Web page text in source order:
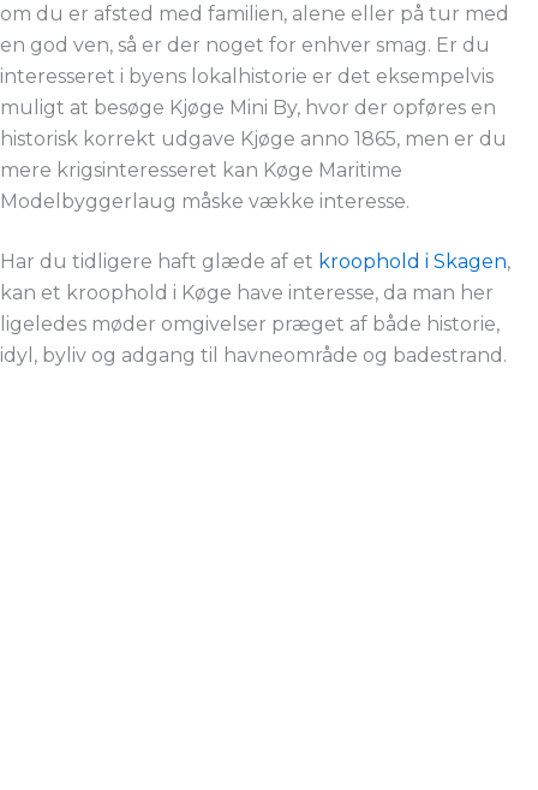
om du er afsted med familien, alene eller på tur med
en god ven, så er der noget for enhver smag. Er du
interesseret i byens lokalhistorie er det eksempelvis
muligt at besøge Kjøge Mini By, hvor der opføres en
historisk korrekt udgave Kjøge anno 1865, men er du
mere krigsinteresseret kan Køge Maritime
Modelbyggerlaug måske vække interesse.
Har du tidligere haft glæde af et kroophold i Skagen,
kan et kroophold i Køge have interesse, da man her
ligeledes møder omgivelser præget af både historie,
idyl, byliv og adgang til havneområde og badestrand.